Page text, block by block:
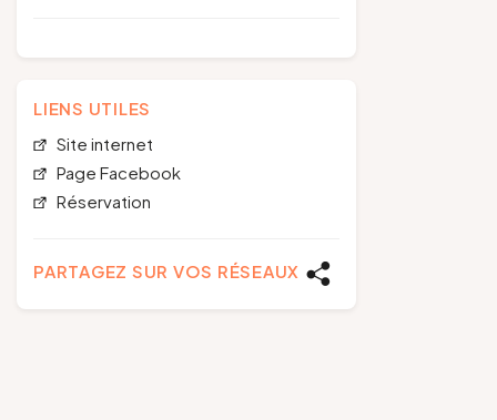
LIENS UTILES
Site internet
Page Facebook
Réservation
PARTAGEZ SUR VOS RÉSEAUX